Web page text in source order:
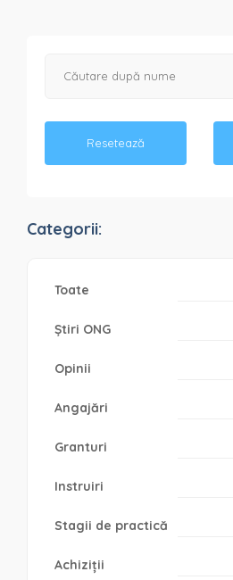
Resetează
Categorii:
Toate
Știri ONG
Opinii
Angajări
Granturi
Instruiri
Stagii de practică
Achiziții